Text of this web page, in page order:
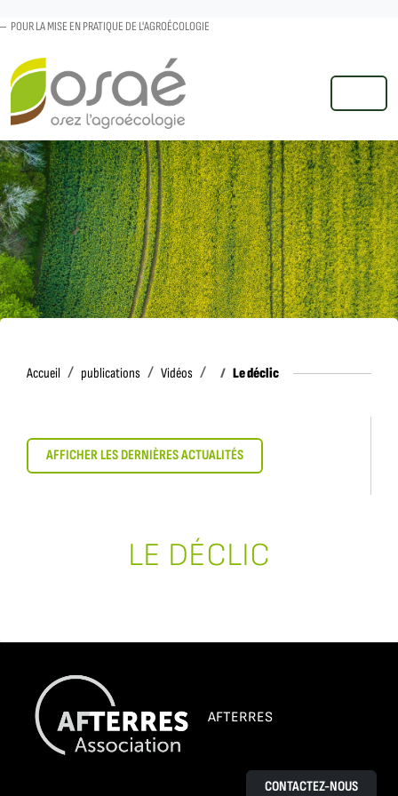
POUR LA MISE EN PRATIQUE DE L'AGROÉCOLOGIE
MENU
Accueil Accueilpublications Vidéos Le déclic
AFFICHER LES DERNIÈRES ACTUALITÉS
LE DÉCLIC
AFTERRES
CONTACTEZ-NOUS